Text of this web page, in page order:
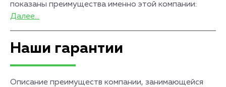
показаны преимущества именно этой компании:
Далее...
Наши гарантии
Описание преимуществ компании, занимающейся